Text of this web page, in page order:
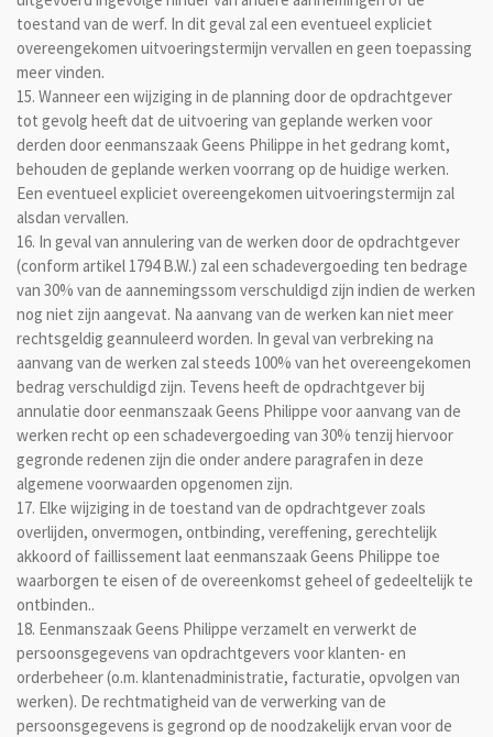
toestand van de werf. In dit geval zal een eventueel expliciet
overeengekomen uitvoeringstermijn vervallen en geen toepassing
meer vinden.
15. Wanneer een wijziging in de planning door de opdrachtgever
tot gevolg heeft dat de uitvoering van geplande werken voor
derden door eenmanszaak Geens Philippe in het gedrang komt,
behouden de geplande werken voorrang op de huidige werken.
Een eventueel expliciet overeengekomen uitvoeringstermijn zal
alsdan vervallen.
16. In geval van annulering van de werken door de opdrachtgever
(conform artikel 1794 B.W.) zal een schadevergoeding ten bedrage
van 30% van de aannemingssom verschuldigd zijn indien de werken
nog niet zijn aangevat. Na aanvang van de werken kan niet meer
rechtsgeldig geannuleerd worden. In geval van verbreking na
aanvang van de werken zal steeds 100% van het overeengekomen
bedrag verschuldigd zijn. Tevens heeft de opdrachtgever bij
annulatie door eenmanszaakGeens Philippe voor aanvang van de
werken recht op een schadevergoeding van 30% tenzij hiervoor
gegronde redenen zijn die onder andere paragrafen in deze
algemene voorwaarden opgenomen zijn.
17. Elke wijziging in de toestand van de opdrachtgever zoals
overlijden, onvermogen, ontbinding, vereffening, gerechtelijk
akkoord of faillissement laat eenmanszaak Geens Philippe toe
waarborgen te eisen of de overeenkomst geheel of gedeeltelijk te
ontbinden..
18. Eenmanszaak Geens Philippe verzamelt en verwerkt de
persoonsgegevens van opdrachtgevers voor klanten- en
orderbeheer (o.m. klantenadministratie, facturatie, opvolgen van
werken). De rechtmatigheid van de verwerking van de
persoonsgegevens is gegrond op de noodzakelijk ervan voor de